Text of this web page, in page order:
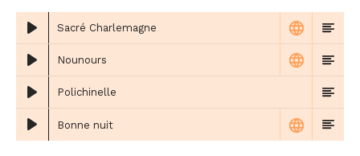
Sacré Charlemagne
Nounours
Polichinelle
Bonne nuit